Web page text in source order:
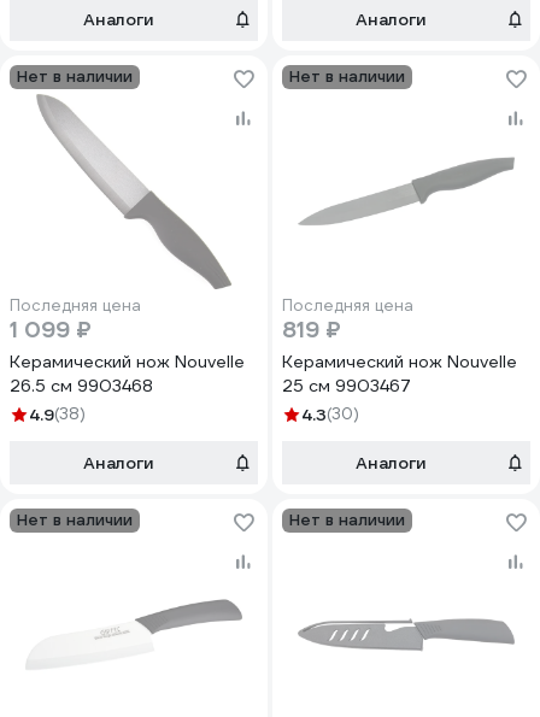
Аналоги
Аналоги
Нет в наличии
Последняя цена
1 099 ₽
Керамический нож Nouvelle
26.5 см 9903468
4.9(38)
Аналоги
Нет в наличии
Последняя цена
819 ₽
Керамический нож Nouvelle
25 см 9903467
4.3(30)
Аналоги
Нет в наличии Нет в наличии